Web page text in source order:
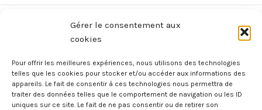
Gérer le consentement aux
cookies
Pour offrir les meilleures expériences, nous utilisons des technologies
telles que les cookies pour stocker et/ou accéder aux informations des
appareils. Le fait de consentir à ces technologies nous permettra de
traiter des données telles que le comportement de navigation ou les ID
uniques sur ce site. Le fait de ne pas consentir ou de retirer son
Avant de nous écrire, n’hésitez pas à consulter notre FAQ, celle-ci est
réponse à votre question !
Voir notre foire aux questions >